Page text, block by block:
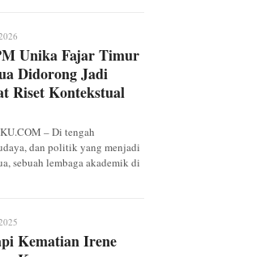
Unika Fajar Timur
Didorong Jadi
Riset Kontekstual
– Di tengah
dan politik yang menjadi
sebuah lembaga akademik di
Kematian Irene